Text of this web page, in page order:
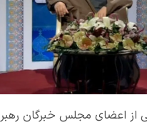
از اعضای مجلس خبرگان